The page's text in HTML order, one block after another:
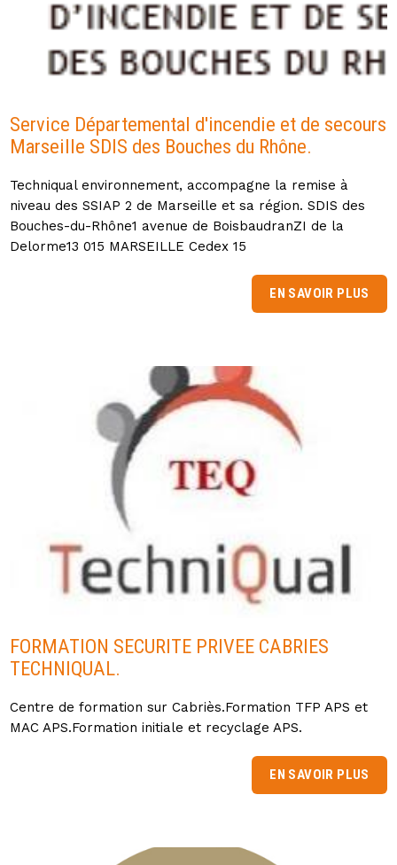
Service Départemental d'incendie et de secours
Marseille SDIS des Bouches du Rhône.
Techniqual environnement, accompagne la remise à
niveau des SSIAP 2 de Marseille et sa région. SDIS des
Bouches-du-Rhône1 avenue de BoisbaudranZI de la
Delorme13 015 MARSEILLE Cedex 15
EN SAVOIR PLUS
FORMATION SECURITE PRIVEE CABRIES
TECHNIQUAL.
Centre de formation sur Cabriès.Formation TFP APS et
MAC APS.Formation initiale et recyclage APS.
EN SAVOIR PLUS